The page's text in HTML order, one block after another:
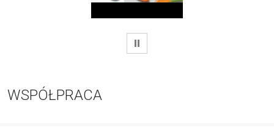
WSTRZYMAJ
WSPÓŁPRACA